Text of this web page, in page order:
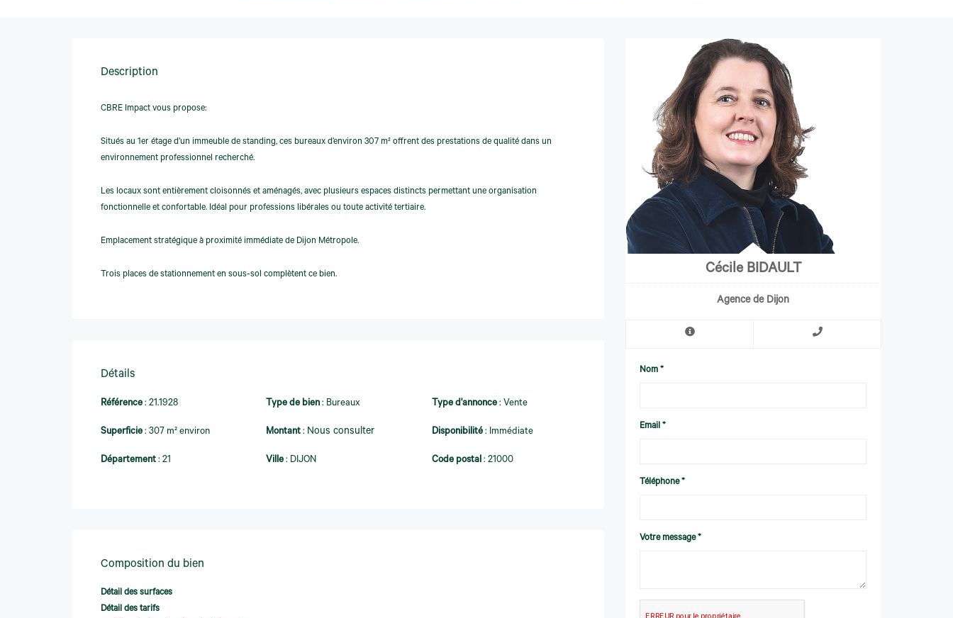
Description
CBRE Impact vous propose:
Situés au 1er étage d’un immeuble de standing, ces bureaux d’environ 307 m² offrent des prestations de qualité dans un
environnement professionnel recherché.
Les locaux sont entièrement cloisonnés et aménagés, avec plusieurs espaces distincts permettant une organisation
fonctionnelle et confortable. Idéal pour professions libérales ou toute activité tertiaire.
Emplacement stratégique à proximité immédiate de Dijon Métropole.
Trois places de stationnement en sous-sol complètent ce bien.
Détails
Référence : 21.1928 Type de bien : Bureaux Type d'annonce : Vente
Superficie : 307 m² environ Montant : Nous consulter Disponibilité : Immédiate
Département : 21 Ville : DIJON Code postal : 21000
Composition du bien
Détail des surfaces
Détail des tarifs
Cécile BIDAULT
Agence de Dijon
Nom *
Email *
Téléphone *
Votre message *